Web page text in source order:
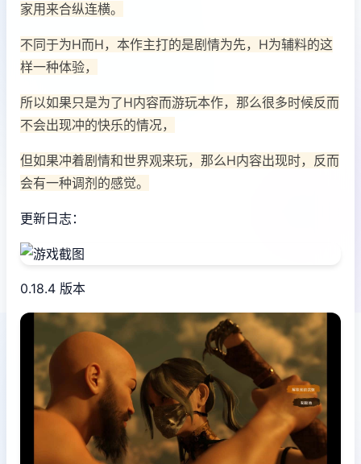
家用来合纵连横。
不同于为H而H，本作主打的是剧情为先，H为辅料的这
样一种体验，
所以如果只是为了H内容而游玩本作，那么很多时候反而
不会出现冲的快乐的情况，
但如果冲着剧情和世界观来玩，那么H内容出现时，反而
会有一种调剂的感觉。
更新日志：
0.18.4 版本